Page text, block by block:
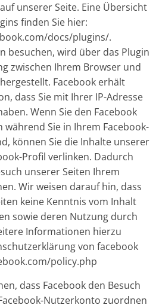
unserer Seite. Eine Übersicht
finden Sie hier:
docs/plugins/.
besuchen, wird über das Plugin
zwischen Ihrem Browser und
Facebook erhält
dass Sie mit Ihrer IP-Adresse
Wenn Sie den Facebook
während Sie in Ihrem Facebook-
können Sie die Inhalte unserer
Profil verlinken. Dadurch
unserer Seiten Ihrem
Wir weisen darauf hin, dass
keine Kenntnis vom Inhalt
sowie deren Nutzung durch
Informationen hierzu
von facebook
policy.php
dass Facebook den Besuch
Nutzerkonto zuordnen